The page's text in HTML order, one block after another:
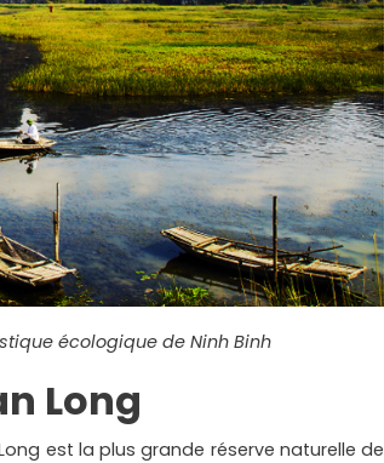
écologique de Ninh Binh
Long
est la plus grande réserve naturelle de